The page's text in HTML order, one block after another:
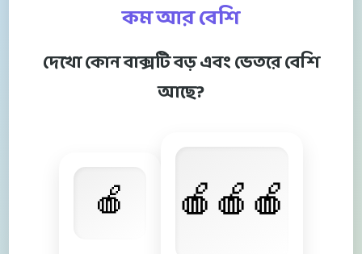
কম আর বেশি
দেখো কোন বাক্সটি বড় এবং ভেতরে বেশি
আছে?